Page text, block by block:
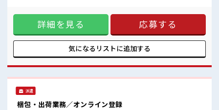
ロッカーあり！
安心してお仕事に集中♪
丈夫♪ 経験はちょっとだけ…という方もOK！ ≪無理なく働
ける≫ 場合によってはお願いすることもありますが、 残業は
ほとんどナシ！ ≪髪色自由で自分らしく働く≫ 明るすぎたり
奇抜でなければ基本的に自由！ (規定有)≪動きやすい制服ア
リ≫ 制服があるので、 毎日の服装の悩み解消♪ ≪自分に向い
ている仕事が探せる≫ 困った事などがあれば、 担当がしっか
ヘアカラーもOKなのはウレシイPoint☆ 休憩時間にゆっくり
できるスペース完備！ ロッカーあり！ 安心してお仕事に集中
詳細を見る 応募する
気になるリストに追加する
派遣
梱包・出荷業務／オンライン登録